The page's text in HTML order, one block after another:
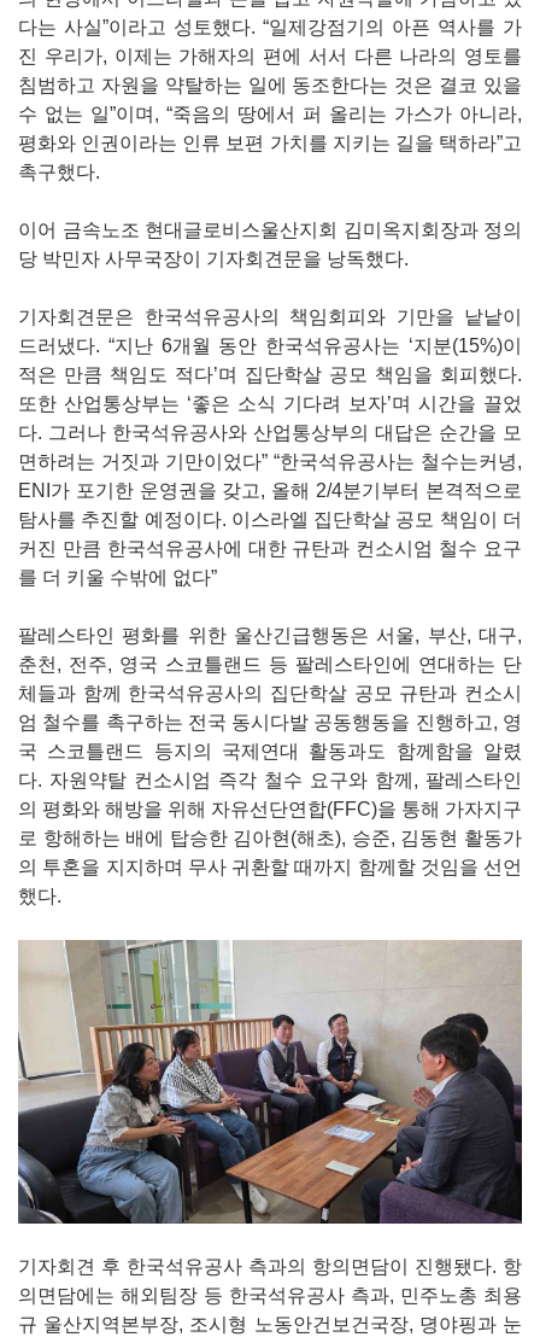
다는 사실”이라고 성토했다. “일제강점기의 아픈 역사를 가
진 우리가, 이제는 가해자의 편에 서서 다른 나라의 영토를
침범하고 자원을 약탈하는 일에 동조한다는 것은 결코 있을
수 없는 일”이며, “죽음의 땅에서 퍼 올리는 가스가 아니라,
평화와 인권이라는 인류 보편 가치를 지키는 길을 택하라”고
촉구했다.
이어 금속노조 현대글로비스울산지회 김미옥지회장과 정의
당 박민자 사무국장이 기자회견문을 낭독했다.
기자회견문은 한국석유공사의 책임회피와 기만을 낱낱이
드러냈다. “지난 6개월 동안 한국석유공사는 ‘지분(15%)이
적은 만큼 책임도 적다’며 집단학살 공모 책임을 회피했다.
또한 산업통상부는 ‘좋은 소식 기다려 보자’며 시간을 끌었
다. 그러나 한국석유공사와 산업통상부의 대답은 순간을 모
면하려는 거짓과 기만이었다” “한국석유공사는 철수는커녕,
ENI가 포기한 운영권을 갖고, 올해 2/4분기부터 본격적으로
탐사를 추진할 예정이다. 이스라엘 집단학살 공모 책임이 더
커진 만큼 한국석유공사에 대한 규탄과 컨소시엄 철수 요구
를 더 키울 수밖에 없다”
팔레스타인 평화를 위한 울산긴급행동은 서울, 부산, 대구,
춘천, 전주, 영국 스코틀랜드 등 팔레스타인에 연대하는 단
체들과 함께 한국석유공사의 집단학살 공모 규탄과 컨소시
엄 철수를 촉구하는 전국 동시다발 공동행동을 진행하고, 영
국 스코틀랜드 등지의 국제연대 활동과도 함께함을 알렸
다. 자원약탈 컨소시엄 즉각 철수 요구와 함께, 팔레스타인
의 평화와 해방을 위해 자유선단연합(FFC)을 통해 가자지구
로 항해하는 배에 탑승한 김아현(해초), 승준, 김동현 활동가
의 투혼을 지지하며 무사 귀환할 때까지 함께할 것임을 선언
했다.
기자회견 후 한국석유공사 측과의 항의면담이 진행됐다. 항
의면담에는 해외팀장 등 한국석유공사 측과, 민주노총 최용
규 울산지역본부장, 조시형 노동안건보건국장, 뎡야핑과 눈